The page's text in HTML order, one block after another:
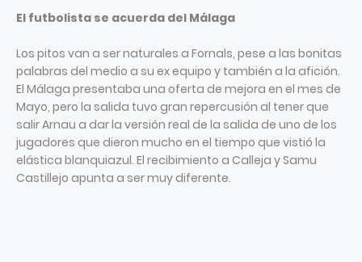
El futbolista se acuerda del Málaga
Los pitos van a ser naturales a Fornals, pese a las bonitas
palabras del medio a su ex equipo y también a la afición.
El Málaga presentaba una oferta de mejora en el mes de
Mayo, pero la salida tuvo gran repercusión al tener que
salir Arnau a dar la versión real de la salida de uno de los
jugadores que dieron mucho en el tiempo que vistió la
elástica blanquiazul. El recibimiento a Calleja y Samu
Castillejo apunta a ser muy diferente.